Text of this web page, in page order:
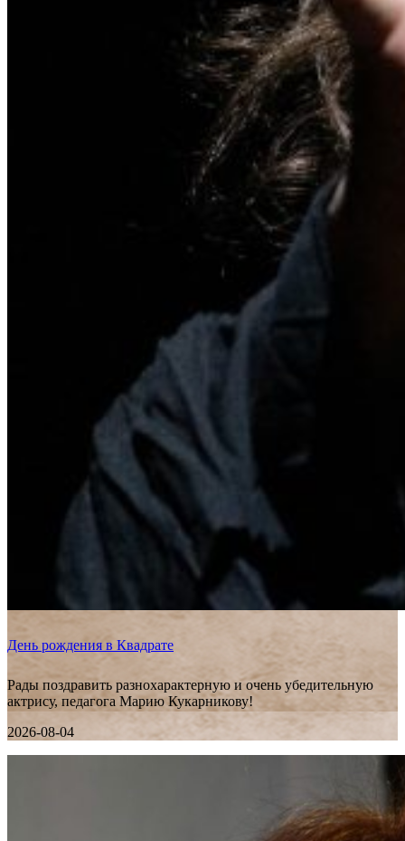
День рождения в Квадрате
Рады поздравить разнохарактерную и очень убедительную
актрису, педагога Марию Кукарникову!
2026-08-04